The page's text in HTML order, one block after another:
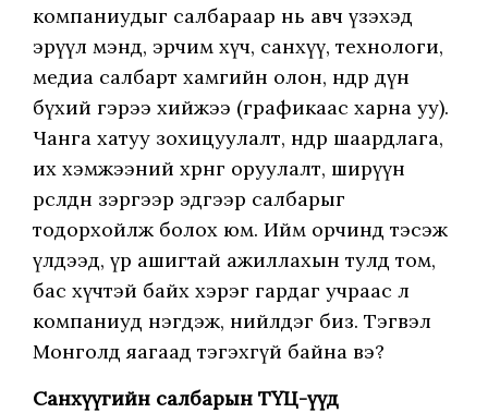
компаниудыг салбараар нь авч үзэхэд
эрүүл мэнд, эрчим хүч, санхүү, технологи,
медиа салбарт хамгийн олон, өндөр дүн
бүхий гэрээ хийжээ (графикаас харна уу).
Чанга хатуу зохицуулалт, өндөр шаардлага,
их хэмжээний хөрөнгө оруулалт, ширүүн
өрсөлдөөн зэргээр эдгээр салбарыг
тодорхойлж болох юм. Ийм орчинд тэсэж
үлдээд, үр ашигтай ажиллахын тулд том,
бас хүчтэй байх хэрэг гардаг учраас л
компаниуд нэгдэж, нийлдэг биз. Тэгвэл
Монголд яагаад тэгэхгүй байна вэ?
Санхүүгийн салбарын ТҮЦ-үүд